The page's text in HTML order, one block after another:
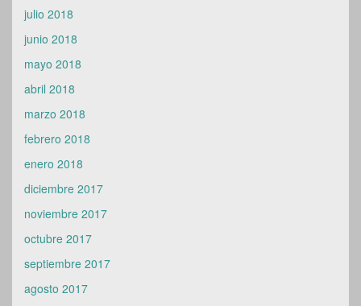
julio 2018
junio 2018
mayo 2018
abril 2018
marzo 2018
febrero 2018
enero 2018
diciembre 2017
noviembre 2017
octubre 2017
septiembre 2017
agosto 2017